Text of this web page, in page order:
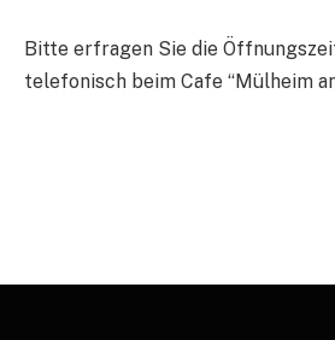
Bitte erfragen Sie die
telefonisch beim Cafe “Mülheim